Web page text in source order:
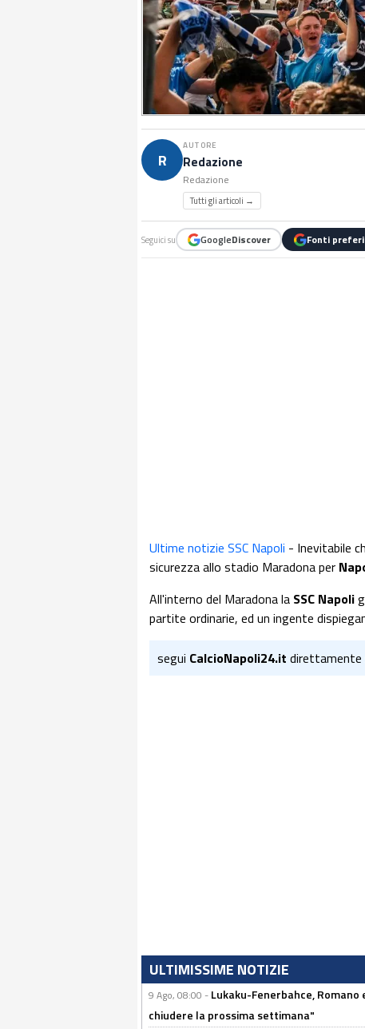
R
AUTORE
Redazione
Redazione
Tutti gli articoli →
Seguici su GoogleDiscover Fonti
Ultime notizie SSC Napoli - Inevitabile
sicurezza allo stadio Maradona per
All'interno del Maradona la SSC Napoli
partite ordinarie, ed un ingente
segui CalcioNapoli24.it direttamente
ULTIMISSIME NOTIZIE
9 Ago, 08:00 - Lukaku-Fenerbahce,
chiudere la prossima settimana"